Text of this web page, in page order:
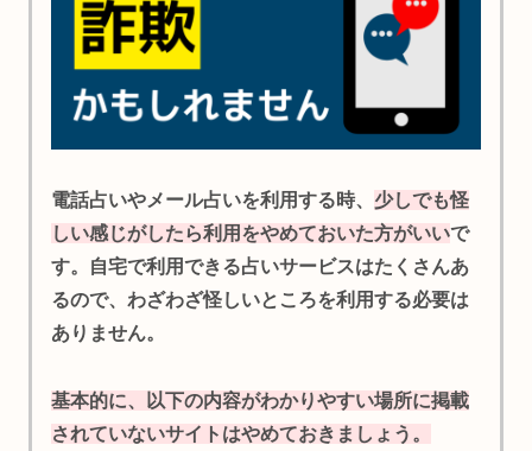
電話占いやメール占いを利用する時、 少しでも怪
しい感じがしたら利用をやめておいた方がいいで
す。自宅で利用できる占いサービスはたくさんあ
るので、わざわざ怪しいところを利用する必要は
ありません。
基本的に、以下の内容がわかりやすい場所に掲載
されていないサイトはやめておきましょう。